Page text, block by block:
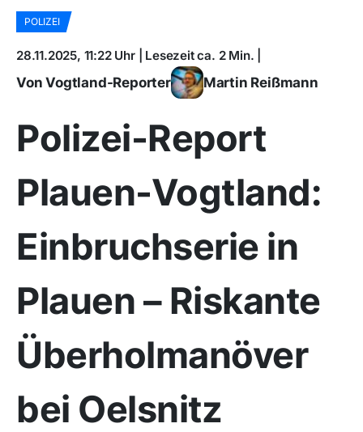
POLIZEI
28.11.2025, 11:22 Uhr | Lesezeit ca. 2 Min. |
Von Vogtland-Reporter Martin Reißmann
Polizei-Report
Plauen-Vogtland:
Einbruchserie in
Plauen – Riskante
Überholmanöver
bei Oelsnitz